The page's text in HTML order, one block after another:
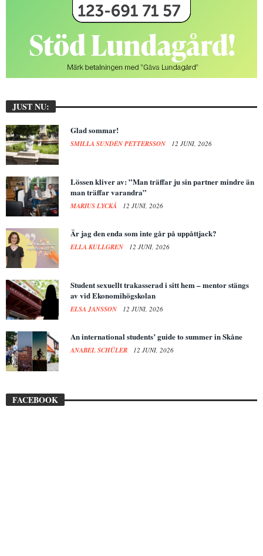
JUST NU:
Glad sommar!
SMILLA SUNDÉN PETTERSSON 12 JUNI, 2026
Lössen kliver av: ”Man träffar ju sin partner mindre än
man träffar varandra”
MARIUS LYCKÅ 12 JUNI, 2026
Är jag den enda som inte går på uppåttjack?
ELLA KULLGREN 12 JUNI, 2026
Student sexuellt trakasserad i sitt hem – mentor stängs
av vid Ekonomihögskolan
ELSA JANSSON 12 JUNI, 2026
An international students’ guide to summer in Skåne
ANABEL SCHÜLER 12 JUNI, 2026
FACEBOOK